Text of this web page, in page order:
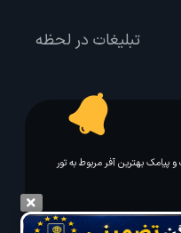
تبلیغات در لحظه
بهترین آفر مربوط به تور